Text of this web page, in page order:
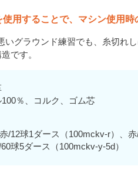
用することで、マシン使用時
いグラウンド練習でも、糸切れ
です。
％、コルク、ゴム芯
/12球1ダース（100mckv-r）、
球5ダース（100mckv-y-5d）